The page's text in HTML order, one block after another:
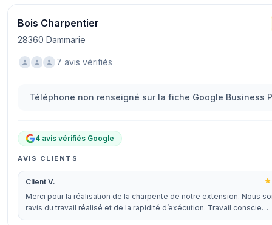
Bois Charpentier
28360 Dammarie
7 avis vérifiés
Téléphone non renseigné sur la fiche Google Business
4 avis vérifiés Google
AVIS CLIENTS
Client V.
Merci pour la réalisation de la charpente de notre extension. Nous
ravis du travail réalisé et de la rapidité d’exécution. Travail conscie…